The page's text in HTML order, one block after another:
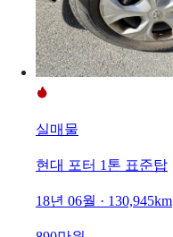
실매물
현대 포터 1톤 표준탑
18년 06월 · 130,945km